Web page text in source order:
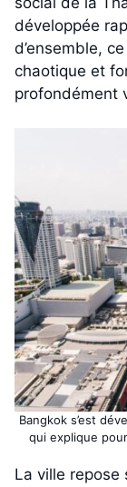
développée
d’ensemble,
chaotique et
profondément
Bangkok s’est
qui explique
La ville repose